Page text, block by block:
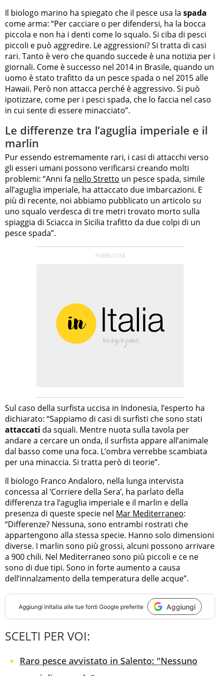
Il biologo marino ha spiegato che il pesce usa la spada
come arma: “Per cacciare o per difendersi, ha la bocca
piccola e non ha i denti come lo squalo. Si ciba di pesci
piccoli e può aggredire. Le aggressioni? Si tratta di casi
rari. Tanto è vero che quando succede è una notizia per i
giornali. Come è successo nel 2014 in Brasile, quando un
uomo è stato trafitto da un pesce spada o nel 2015 alle
Hawaii. Però non attacca perché è aggressivo. Si può
ipotizzare, come per i pesci spada, che lo faccia nel caso
in cui sente di essere minacciato”.
Le differenze tra l’aguglia imperiale e il
marlin
Pur essendo estremamente rari, i casi di attacchi verso
gli esseri umani possono verificarsi creando molti
problemi: “Anni fa nello Stretto un pesce spada, simile
all’aguglia imperiale, ha attaccato due imbarcazioni. E
più di recente, noi abbiamo pubblicato un articolo su
uno squalo verdesca di tre metri trovato morto sulla
spiaggia di Sciacca in Sicilia trafitto da due colpi di un
pesce spada”.
Sul caso della surfista uccisa in Indonesia, l’esperto ha
dichiarato: “Sappiamo di casi di surfisti che sono stati
attaccati da squali. Mentre nuota sulla tavola per
andare a cercare un onda, il surfista appare all’animale
dal basso come una foca. L’ombra verrebbe scambiata
per una minaccia. Si tratta però di teorie”.
Il biologo Franco Andaloro, nella lunga intervista
concessa al ‘Corriere della Sera’, ha parlato della
differenza tra l’aguglia imperiale e il marlin e della
presenza di queste specie nel Mar Mediterraneo:
“Differenze? Nessuna, sono entrambi rostrati che
appartengono alla stessa specie. Hanno solo dimensioni
diverse. I marlin sono più grossi, alcuni possono arrivare
a 900 chili. Nel Mediterraneo sono più piccoli e ce ne
sono di due tipi. Sono in forte aumento a causa
dell’innalzamento della temperatura delle acque”.
Aggiungi InItalia alle tue fonti Google preferite Aggiungi
SCELTI PER VOI:
Raro pesce avvistato in Salento: "Nessuno